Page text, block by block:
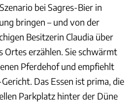
bei Sagres-Bier in
bringen – und von der
Besitzerin Claudia über
Ortes erzählen. Sie schwärmt
Pferdehof und empfiehlt
Das Essen ist prima, die
Parkplatz hinter der Düne